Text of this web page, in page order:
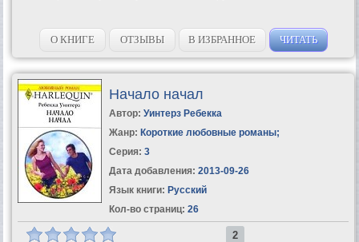
О КНИГЕ ОТЗЫВЫ В ИЗБРАННОЕ ЧИТАТЬ
Начало начал
Автор: Уинтерз Ребекка
Жанр: Короткие любовные романы;
Серия: 3
Дата добавления: 2013-09-26
Язык книги: Русский
Кол-во страниц: 26
2